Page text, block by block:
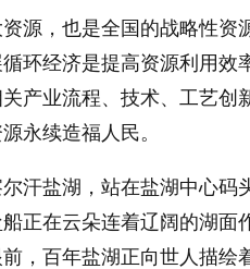
，也是全国的战略性资
环经济是提高资源利用效
产业流程、技术、工艺创
永续造福人民。
汗盐湖，站在盐湖中心码
正在云朵连着辽阔的湖面
，百年盐湖正向世人描绘